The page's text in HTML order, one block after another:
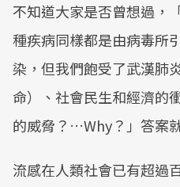
不知道大家是否曾想過，
種疾病同樣都是由病毒所
染，但我們飽受了武漢肺
命）、社會民生和經濟的
的威脅？…Why？」答案
流感在人類社會已有超過